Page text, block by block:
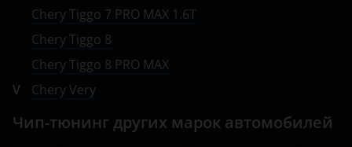
Chery Tiggo 7 PRO MAX 1.6T
Chery Tiggo 8
Chery Tiggo 8 PRO MAX
V
Chery Very
Чип-тюнинг других марок автомобилей